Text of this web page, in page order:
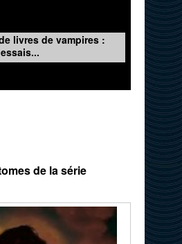
livres de vampires :
de la série